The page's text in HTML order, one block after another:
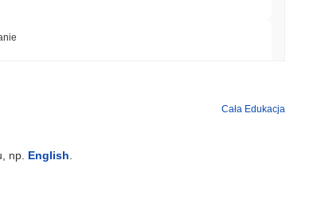
Cała Edukacja
np. English